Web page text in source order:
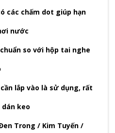
các chấm dot giúp hạn
nước
so với hộp tai nghe
lắp vào là sử dụng, rất
dán keo
Trong / Kim Tuyến /